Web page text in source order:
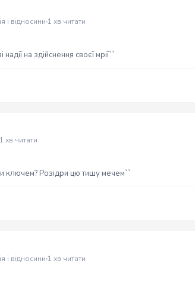
і відносини 1 хв читати
на здійснення своєї мрії``
1 хв читати
ключем? Розідри цю тишу мечем``
і відносини 1 хв читати